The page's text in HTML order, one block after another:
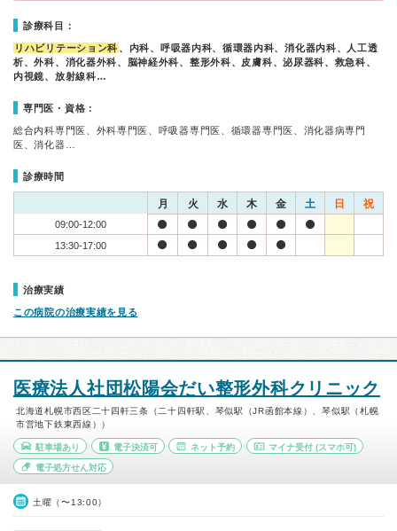
診療科目：
リハビリテーション科 、内科、呼吸器内科、循環器内科、消化器内科、人工透
析、外科、消化器外科、脳神経外科、整形外科、皮膚科、泌尿器科、救急科、
内視鏡、放射線科…
専門医・資格：
総合内科専門医、外科専門医、呼吸器専門医、循環器専門医、消化器病専門
医、消化器…
診療時間
月 火 水 木 金 土 日 祝
09:00-12:00
13:30-17:00
治療実績
この病院の治療実績を見る
医療法人社団松陽会だい整形外科クリニック
北海道札幌市西区二十四軒三条（二十四軒駅、琴似駅（JR函館本線）、琴似駅（札幌
市営地下鉄東西線））
駐車場あり 電子決済可 ネット予約 マイナ受付 (スマホ可)
電子処方せん対応
土曜（〜13:00）